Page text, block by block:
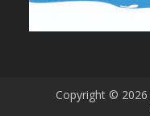
Copyright © 2026